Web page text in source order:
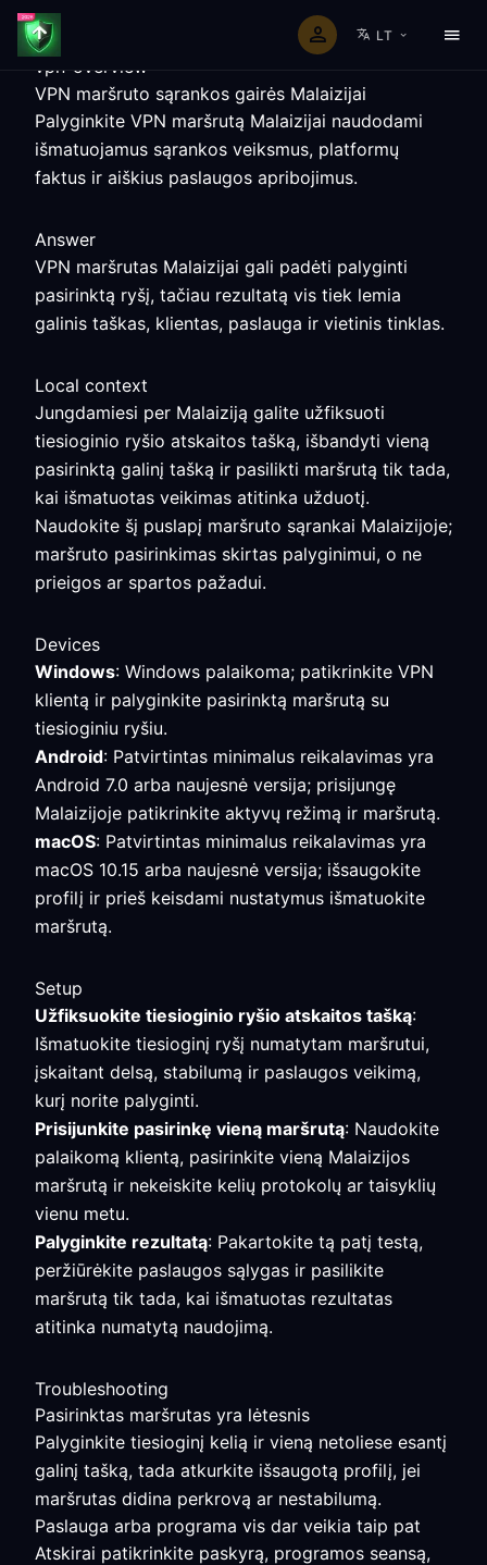
LT
vpn-overview
VPN maršruto sąrankos gairės Malaizijai
Palyginkite VPN maršrutą Malaizijai naudodami
išmatuojamus sąrankos veiksmus, platformų
faktus ir aiškius paslaugos apribojimus.
Answer
VPN maršrutas Malaizijai gali padėti palyginti
pasirinktą ryšį, tačiau rezultatą vis tiek lemia
galinis taškas, klientas, paslauga ir vietinis tinklas.
Local context
Jungdamiesi per Malaiziją galite užfiksuoti
tiesioginio ryšio atskaitos tašką, išbandyti vieną
pasirinktą galinį tašką ir pasilikti maršrutą tik tada,
kai išmatuotas veikimas atitinka užduotį.
Naudokite šį puslapį maršruto sąrankai Malaizijoje;
maršruto pasirinkimas skirtas palyginimui, o ne
prieigos ar spartos pažadui.
Devices
Windows: Windows palaikoma; patikrinkite VPN
klientą ir palyginkite pasirinktą maršrutą su
tiesioginiu ryšiu.
Android: Patvirtintas minimalus reikalavimas yra
Android 7.0 arba naujesnė versija; prisijungę
Malaizijoje patikrinkite aktyvų režimą ir maršrutą.
macOS: Patvirtintas minimalus reikalavimas yra
macOS 10.15 arba naujesnė versija; išsaugokite
profilį ir prieš keisdami nustatymus išmatuokite
maršrutą.
Setup
Užfiksuokite tiesioginio ryšio atskaitos tašką:
Išmatuokite tiesioginį ryšį numatytam maršrutui,
įskaitant delsą, stabilumą ir paslaugos veikimą,
kurį norite palyginti.
Prisijunkite pasirinkę vieną maršrutą: Naudokite
palaikomą klientą, pasirinkite vieną Malaizijos
maršrutą ir nekeiskite kelių protokolų ar taisyklių
vienu metu.
Palyginkite rezultatą: Pakartokite tą patį testą,
peržiūrėkite paslaugos sąlygas ir pasilikite
maršrutą tik tada, kai išmatuotas rezultatas
atitinka numatytą naudojimą.
Troubleshooting
Pasirinktas maršrutas yra lėtesnis
Palyginkite tiesioginį kelią ir vieną netoliese esantį
galinį tašką, tada atkurkite išsaugotą profilį, jei
maršrutas didina perkrovą ar nestabilumą.
Paslauga arba programa vis dar veikia taip pat
Atskirai patikrinkite paskyrą, programos seansą,